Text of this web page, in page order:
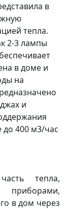
в
тепла.
2-3 лампы
в доме и
на
и
до 400 м3/час
тепла,
приборами,
в дом через